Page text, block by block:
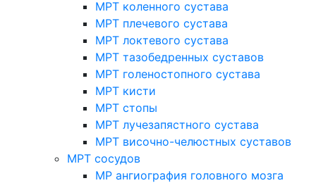
МРТ коленного сустава
МРТ плечевого сустава
МРТ локтевого сустава
МРТ тазобедренных суставов
МРТ голеностопного сустава
МРТ кисти
МРТ стопы
МРТ лучезапястного сустава
МРТ височно-челюстных суставов
МРТ сосудов
МР ангиография головного мозга